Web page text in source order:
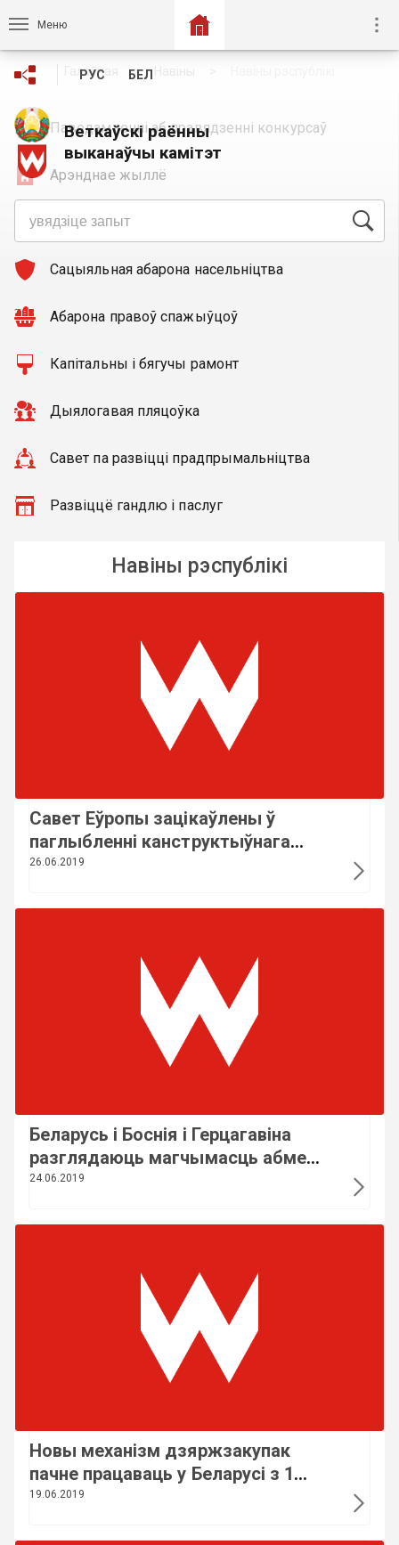
Меню
Веткаўскі раённы
выканаўчы камітэт
РУС БЕЛ
Галоўная
Паведамленні аб правядзенні конкурсаў
Арэнднае жыллё
Грамадскія абмеркаванні
Сацыяльная абарона насельнiцтва
Абарона правоў спажыўцоў
Капітальны і бягучы рамонт
Дыялогавая пляцоўка
Савет па развіцці прадпрымальніцтва
Развіццё гандлю і паслуг
Навіны рэспублікі
Савет Еўропы зацікаўлены ў
паглыбленні канструктыўнага
дыялогу з Беларуссю
26.06.2019
Беларусь і Боснія і Герцагавіна
разглядаюць магчымасць абмену
вопытам у сферы IT
24.06.2019
Новы механізм дзяржзакупак
пачне працаваць у Беларусі з 1
ліпеня
19.06.2019